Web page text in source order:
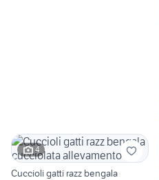
4
Cuccioli gatti razz bengala